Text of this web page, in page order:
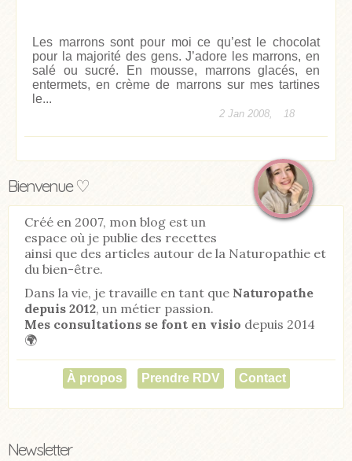
Les marrons sont pour moi ce qu’est le chocolat
pour la majorité des gens. J’adore les marrons, en
salé ou sucré. En mousse, marrons glacés, en
entermets, en crème de marrons sur mes tartines
le...
2 Jan 2008, 18
Bienvenue ♡
Créé en 2007, mon blog est un
espace où je publie des recettes
ainsi que des articles autour de la Naturopathie et
du bien-être.
Dans la vie, je travaille en tant que Naturopathe
depuis 2012, un métier passion.
Mes consultations se font en visio depuis 2014
🌍
À propos Prendre RDV Contact
Newsletter